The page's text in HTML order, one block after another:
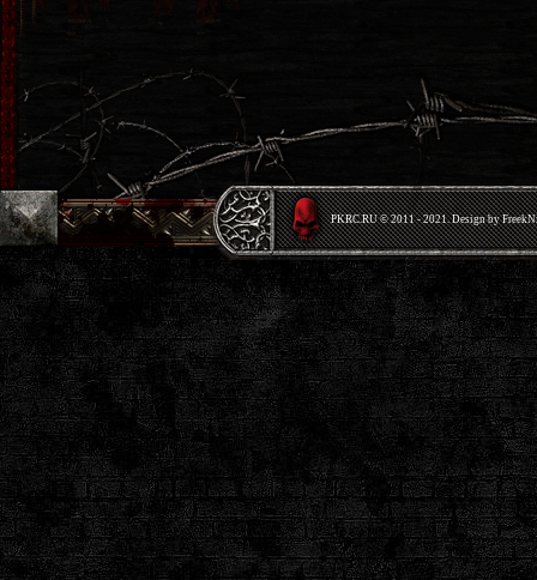
PKRС.RU © 2011 - 2021. Design by